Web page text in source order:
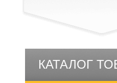
КАТАЛОГ